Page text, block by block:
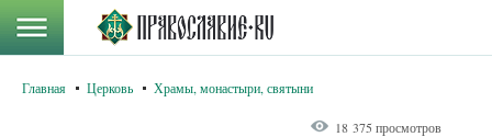
Главная Церковь Храмы, монастыри, святыни
18 375 просмотров